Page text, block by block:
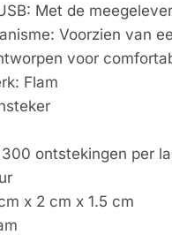
Met de
Voorzien van
voor
Flam
ontstekingen per
x 2 cm x 1.5 cm